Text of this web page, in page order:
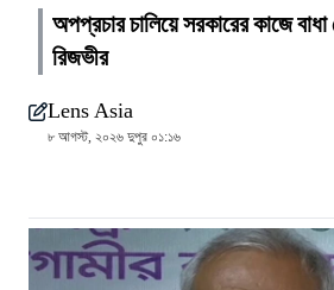
অপপ্রচার চালিয়ে সরকারের কাজে
রিজভীর
Lens Asia
৮ আগস্ট, ২০২৬ দুপুর ০১:১৬